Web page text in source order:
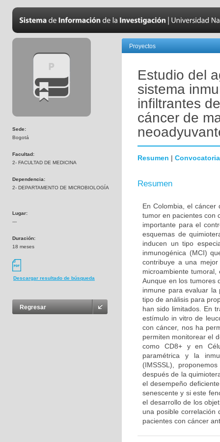
Sede:
Bogotá
Facultad:
2- FACULTAD DE MEDICINA
Dependencia:
2- DEPARTAMENTO DE MICROBIOLOGÍA
Lugar:
---
Duración:
18 meses
Descargar resultado de búsqueda
Regresar
Proyectos
Estudio del
sistema
infiltrantes
cáncer de
Resumen | Convocatoria
Resumen
En Colombia, el
tumor en pacientes con
importante para el
esquemas de
inducen un tipo
inmunogénica (MCI)
contribuye a una
microambiente
Aunque en los tumores
inmune para evaluar la
tipo de análisis para
han sido limitados. En
estímulo in vitro de
con cáncer, nos ha
permiten monitorear el
como CD8+ y en
paramétrica y la
(IMSSSL),
después de la
el desempeño
senescente y si este
el desarrollo de los
una posible correlación
pacientes con cáncer